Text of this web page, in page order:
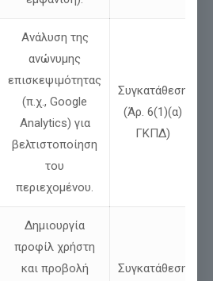
Ανάλυση της
ανώνυμης
επισκεψιμότητας
(π.χ., Google
Analytics) για
βελτιστοποίηση
του
περιεχομένου.
Συγκατάθεση
(Άρ. 6(1)(α)
ΓΚΠΔ)
Δημιουργία
προφίλ χρήστη
και προβολή
Συγκατάθεση